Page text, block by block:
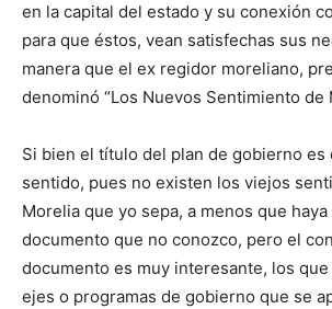
en la capital del estado y su conexión
para que éstos, vean satisfechas sus
manera que el ex regidor moreliano,
denominó “Los Nuevos Sentimiento de
Si bien el título del plan de gobierno es
sentido, pues no existen los viejos
Morelia que yo sepa, a menos que
documento que no conozco, pero el
documento es muy interesante, los
ejes o programas de gobierno que se